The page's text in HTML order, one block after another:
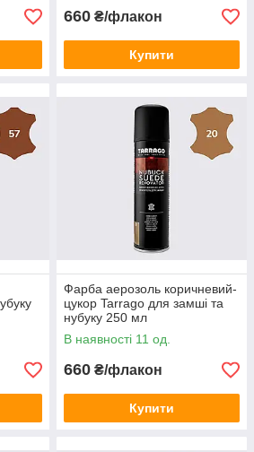
660 ₴/флакон
Купити
Фарба аерозоль коричневий-
цукор Tarrago для замші та
нубуку 250 мл
В наявності 11 од.
660 ₴/флакон
Купити